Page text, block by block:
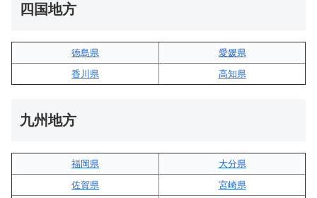
四国地方
徳島県
愛媛県
香川県
高知県
九州地方
福岡県
大分県
佐賀県
宮崎県